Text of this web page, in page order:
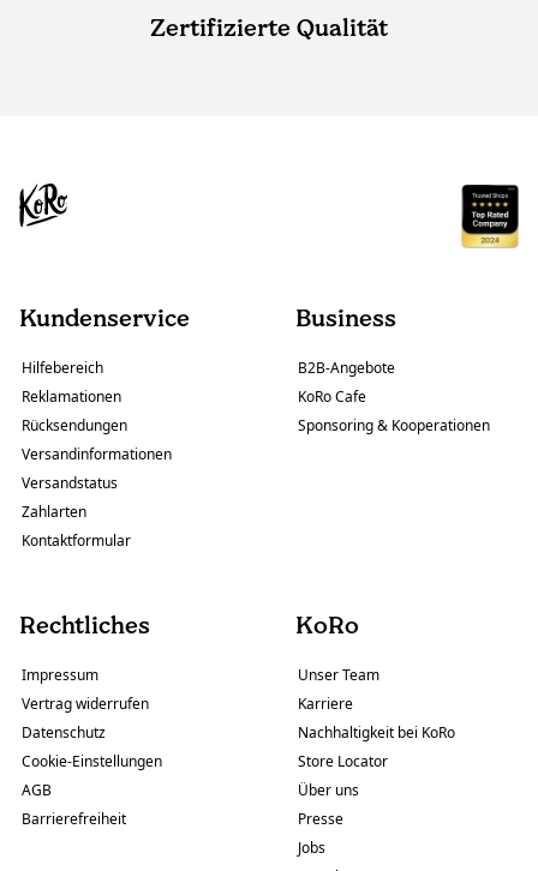
Zertifizierte Qualität
Kundenservice
Hilfebereich
Reklamationen
Rücksendungen
Versandinformationen
Versandstatus
Zahlarten
Kontaktformular
Business
B2B-Angebote
KoRo Cafe
Sponsoring & Kooperationen
Rechtliches
Impressum
Vertrag widerrufen
Datenschutz
Cookie-Einstellungen
AGB
Barrierefreiheit
KoRo
Unser Team
Karriere
Nachhaltigkeit bei KoRo
Store Locator
Über uns
Presse
Jobs